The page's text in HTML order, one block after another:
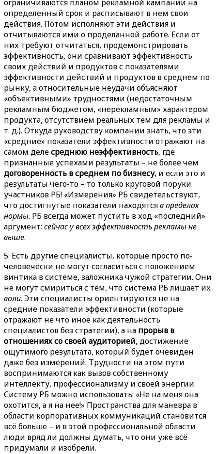
ограничиваются планом рекламной кампании на
определенный срок и расписывают в нем свои
действия. Потом исполняют эти действия и
отчитываются ими о проделанной работе. Если от
них требуют отчитаться, продемонстрировать
эффективность, они сравнивают эффективность
своих действий и продуктов с показателями
эффективности действий и продуктов в среднем по
рынку, а относительные неудачи объясняют
«объективными» трудностями (недостаточным
рекламным бюджетом, «нерекламным» характером
продукта, отсутствием реальных тем для рекламы и
т. д.). Откуда руководству компании знать, что эти
«средние» показатели эффективности отражают на
самом делесреднюю неэффективность, где
признанные успехами результаты – не более чем
договоренность в среднем по бизнесу, и если это и
результаты чего-то – то только круговой поруки
участников РБ! «Измерения» РБ свидетельствуют,
что достигнутые показатели находятсяв пределах
нормы. РБ всегда может пустить в ход «последний»
аргумент: сейчас у всех эффективность рекламы не
выше.
5. Есть другие специалисты, которые просто по-
человечески не могут согласиться с положением
винтика в системе, заложника чужой стратегии. Они
не могут смириться с тем, что система РБ лишает их
воли. Эти специалисты ориентируются не на
средние показатели эффективности (которые
отражают не что иное как деятельность
специалистов без стратегии), а на прорыв в
отношениях со своей аудиторией, достижение
ощутимого результата, который будет очевиден
даже без измерений. Трудности на этом пути
воспринимаются как вызов собственному
интеллекту, профессионализму и своей энергии.
Систему РБ можно использовать: «Не на меня она
охотится, а я на нее!» Пространства для маневра в
области корпоративных коммуникаций становится
всё больше – и в этой профессиональной области
люди вряд ли должны думать, что они уже всё
придумали и изобрели.